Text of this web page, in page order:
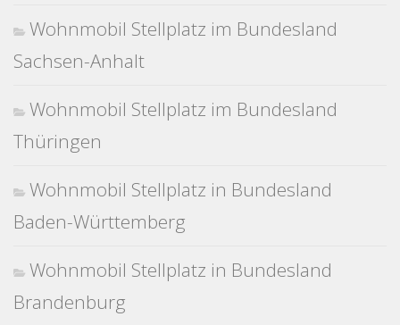
Wohnmobil Stellplatz im Bundesland
Sachsen-Anhalt
Wohnmobil Stellplatz im Bundesland
Thüringen
Wohnmobil Stellplatz in Bundesland
Baden-Württemberg
Wohnmobil Stellplatz in Bundesland
Brandenburg